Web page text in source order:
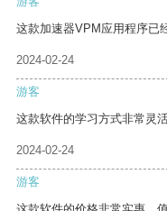
这款加速器VPM应用程序已
2024-02-24
游客
这款软件的学习方式非常灵
2024-02-24
游客